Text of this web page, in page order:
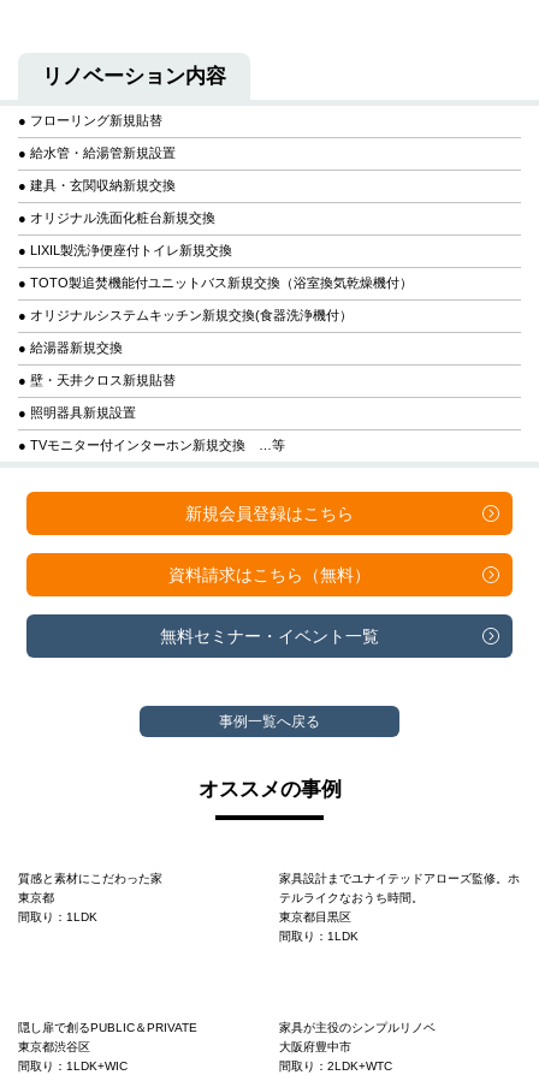
リノベーション内容
● フローリング新規貼替
● 給水管・給湯管新規設置
● 建具・玄関収納新規交換
● オリジナル洗面化粧台新規交換
● LIXIL製洗浄便座付トイレ新規交換
● TOTO製追焚機能付ユニットバス新規交換（浴室換気乾燥機付）
● オリジナルシステムキッチン新規交換(食器洗浄機付）
● 給湯器新規交換
● 壁・天井クロス新規貼替
● 照明器具新規設置
● TVモニター付インターホン新規交換 …等
新規会員登録はこちら
資料請求はこちら（無料）
無料セミナー・ イベント一覧
事例一覧へ戻る
オススメの事例
質感と素材にこだわった家
東京都
間取り：1LDK
家具設計までユナイテッドアローズ監修。ホ
テルライクなおうち時間。
東京都目黒区
間取り：1LDK
隠し扉で創るPUBLIC＆PRIVATE
東京都渋谷区
間取り：1LDK+WIC
家具が主役のシンプルリノベ
大阪府豊中市
間取り：2LDK+WTC